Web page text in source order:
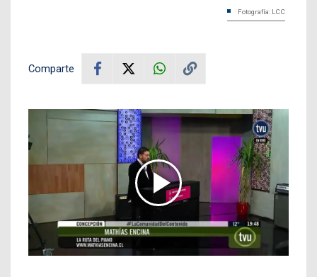
Fotografía: LCC
Comparte